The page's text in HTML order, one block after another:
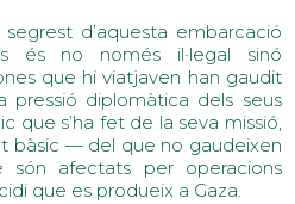
d’aquesta embarcació
és no només il·legal sinó
que hi viatjaven han gaudit
pressió diplomàtica dels seus
que s’ha fet de la seva missió,
bàsic — del que no gaudeixen
són afectats per operacions
que es produeix a Gaza.